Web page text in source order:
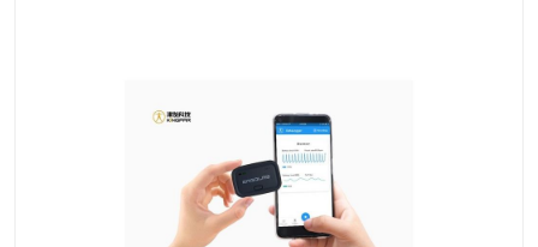
行为观察与表情分析 动作捕捉与生物力学
人机交互实验室
神经营销与消费行为实验 车俩与驾驶模拟